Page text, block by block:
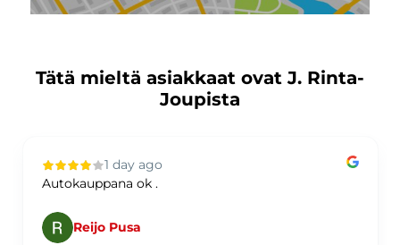
Tätä mieltä asiakkaat ovat J. Rinta-
Joupista
1 day ago
Autokauppana ok .
Reijo Pusa